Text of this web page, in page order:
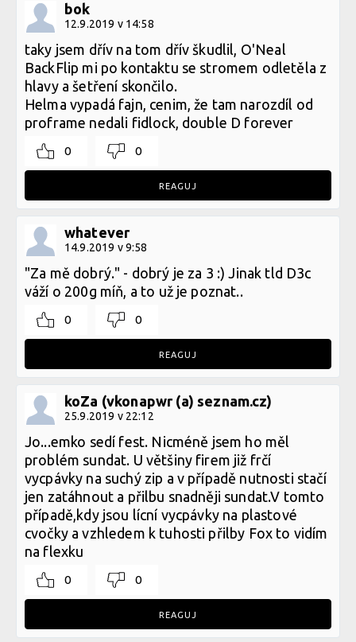
bok
12.9.2019 v 14:58
taky jsem dřív na tom dřív škudlil, O'Neal
BackFlip mi po kontaktu se stromem odletěla z
hlavy a šetření skončilo.
Helma vypadá fajn, cenim, že tam narozdíl od
proframe nedali fidlock, double D forever
0 0
REAGUJ
whatever
14.9.2019 v 9:58
"Za mě dobrý." - dobrý je za 3 :) Jinak tld D3c
váží o 200g míň, a to už je poznat..
0 0
REAGUJ
koZa (vkonapwr (a) seznam.cz)
25.9.2019 v 22:12
Jo...emko sedí fest. Nicméně jsem ho měl
problém sundat. U většiny firem již frčí
vycpávky na suchý zip a v případě nutnosti stačí
jen zatáhnout a přilbu snadněji sundat.V tomto
případě,kdy jsou lícní vycpávky na plastové
cvočky a vzhledem k tuhosti přilby Fox to vidím
na flexku
0 0
REAGUJ